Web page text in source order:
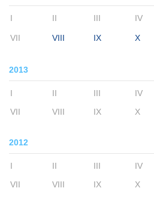
I II III IV
VII VIII IX X
2013
I II III IV
VII
VIII IX X
2012
I II III IV
VII
VIII IX X